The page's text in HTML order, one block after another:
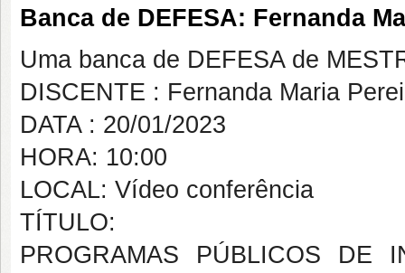
Banca de DEFESA: Fernanda
Uma banca de DEFESA de
DISCENTE : Fernanda Maria
DATA : 20/01/2023
HORA: 10:00
LOCAL: Vídeo conferência
TÍTULO:
PROGRAMAS PÚBLICOS DE